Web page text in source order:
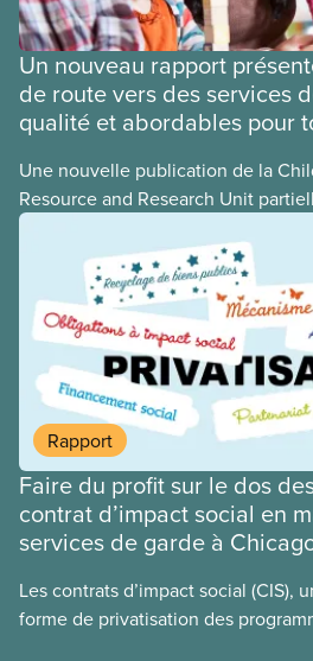
travailleurs n’unissent pas leurs
coupes dans les services publics,
de la vie ou tout autre problème.
Un nouveau rapport
de route vers des services
qualité et abordables pour
Une nouvelle publication de la
Resource and Research Unit
par le SCFP national présente aux
les choses à faire et à éviter dans
programme universel de garderies.
recherche, s’appuyant sur des
tant au pays qu’à l’étranger, a
meilleure façon pour le Canada
d’apprentissage et de garde des
abordable, accessible, inclusif,
de qualité consiste à en confier la
gestion et le financement à l’État.
Rapport
Faire du profit sur le dos
contrat d’impact social en
services de garde à
Les contrats d’impact social (CIS),
forme de privatisation des